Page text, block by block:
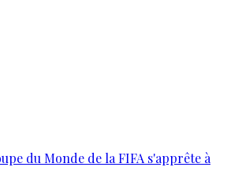
du Monde de la FIFA s'apprête à